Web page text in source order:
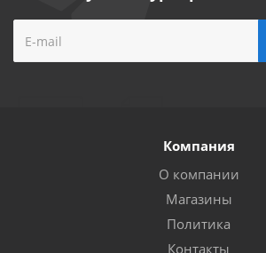
Компания
О компании
Магазины
Политика
Контакты